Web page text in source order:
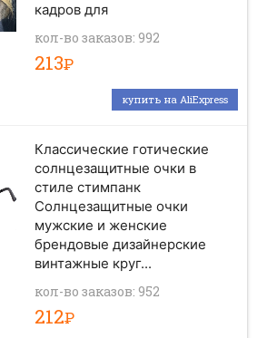
кадров для
кол-во заказов: 992
213Р
купить на AliExpress
Классические готические
солнцезащитные очки в
стиле стимпанк
Солнцезащитные очки
мужские и женские
брендовые дизайнерские
винтажные круг...
кол-во заказов: 952
212Р